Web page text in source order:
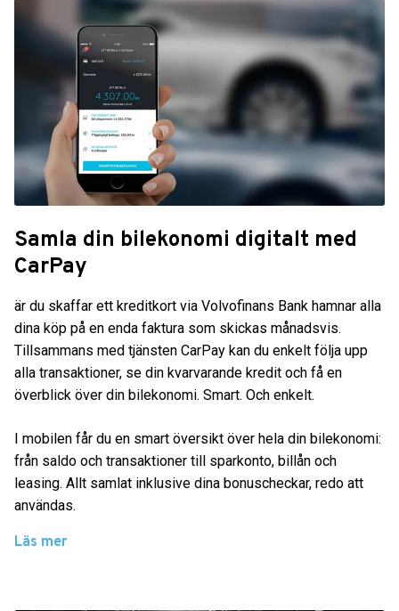
Samla din bilekonomi digitalt med
CarPay
är du skaffar ett kreditkort via Volvofinans Bank hamnar alla
dina köp på en enda faktura som skickas månadsvis.
Tillsammans med tjänsten CarPay kan du enkelt följa upp
alla transaktioner, se din kvarvarande kredit och få en
överblick över din bilekonomi. Smart. Och enkelt.
I mobilen får du en smart översikt över hela din bilekonomi:
från saldo och transaktioner till sparkonto, billån och
leasing. Allt samlat inklusive dina bonuscheckar, redo att
användas.
Läs mer